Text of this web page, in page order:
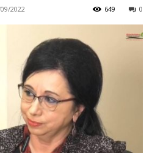
2022 0
649